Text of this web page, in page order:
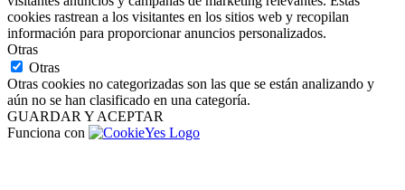
cookies rastrean a los visitantes en los sitios web y recopilan
información para proporcionar anuncios personalizados.
Otras
Otras
Otras cookies no categorizadas son las que se están analizando y
aún no se han clasificado en una categoría.
GUARDAR Y ACEPTAR
Funciona con